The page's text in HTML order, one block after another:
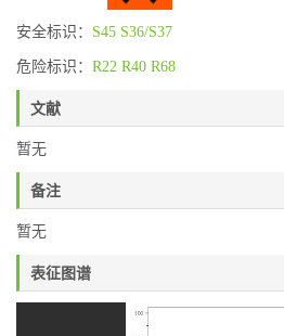
安全标识： S45 S36/S37
危险标识： R22 R40 R68
文献
暂无
备注
暂无
表征图谱